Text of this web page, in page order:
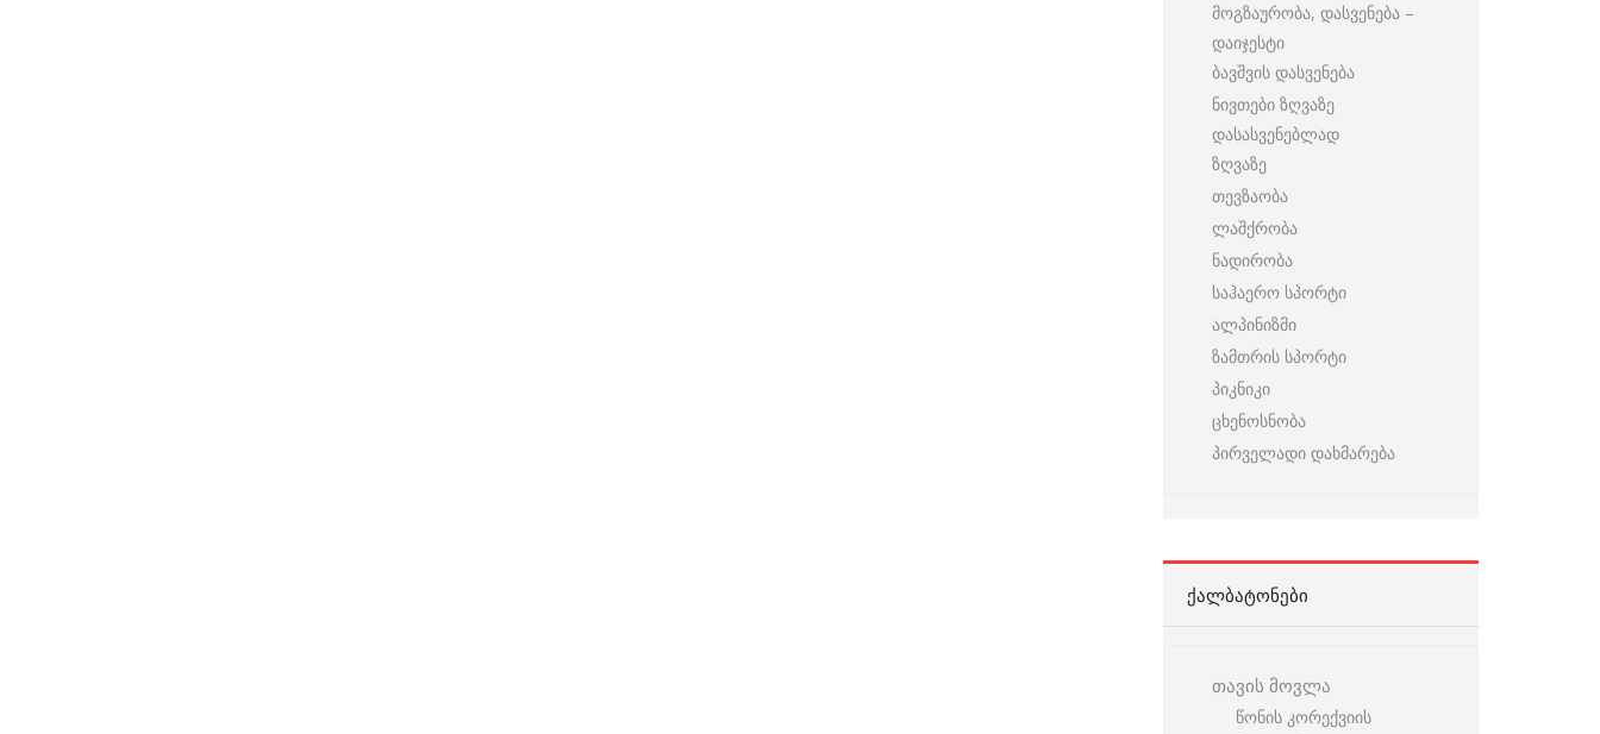
მოგზაურობა, დასვენება –
დაიჯესტი
ბავშვის დასვენება
ნივთები ზღვაზე
დასასვენებლად
ზღვაზე
თევზაობა
ლაშქრობა
ნადირობა
საჰაერო სპორტი
ალპინიზმი
ზამთრის სპორტი
პიკნიკი
ცხენოსნობა
პირველადი დახმარება
ᲥᲐᲚᲑᲐᲢᲝᲜᲔᲑᲘ
თავის მოვლა
წონის კორექვიის